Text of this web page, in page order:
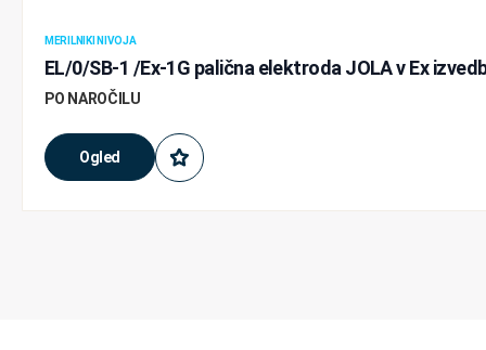
MERILNIKI NIVOJA
EL/0/SB-1 /Ex-1G palična elektroda JOLA v Ex
Ogled
PO NAROČILU